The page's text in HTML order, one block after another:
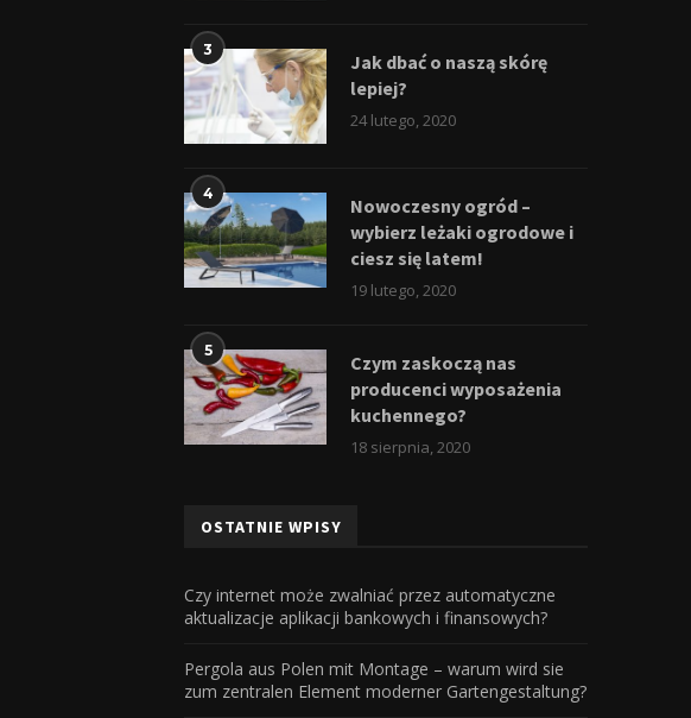
3
Jak dbać o naszą skórę
lepiej?
24 lutego, 2020
4
Nowoczesny ogród –
wybierz leżaki ogrodowe i
ciesz się latem!
19 lutego, 2020
5
Czym zaskoczą nas
producenci wyposażenia
kuchennego?
18 sierpnia, 2020
OSTATNIE WPISY
Czy internet może zwalniać przez automatyczne
aktualizacje aplikacji bankowych i finansowych?
Pergola aus Polen mit Montage – warum wird sie
zum zentralen Element moderner Gartengestaltung?